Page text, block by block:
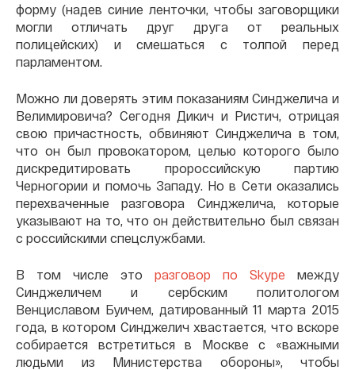
форму (надев синие ленточки, чтобы заговорщики
могли отличать друг друга от реальных
полицейских) и смешаться с толпой перед
парламентом.
Можно ли доверять этим показаниям Синджелича и
Велимировича? Сегодня Дикич и Ристич, отрицая
свою причастность, обвиняют Синджелича в том,
что он был провокатором, целью которого было
дискредитировать пророссийскую партию
Черногории и помочь Западу. Но в Сети оказались
перехваченные разговора Синджелича, которые
указывают на то, что он действительно был связан
с российскими спецслужбами.
В том числе это разговор по Skype между
Синджеличем и сербским политологом
Венциславом Буичем, датированный 11 марта 2015
года, в котором Синджелич хвастается, что вскоре
собирается встретиться в Москве с «важными
людьми из Министерства обороны», чтобы